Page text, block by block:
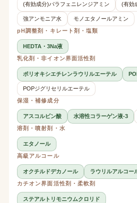
(有効成分)パラフェニレンジアミン (有効
強アンモニア水
モノエタノールアミン
pH調整剤・キレート剤・塩類
HEDTA・3Na液
乳化剤・非イオン界面活性剤
ポリオキシエチレンラウリルエーテル
POPジグリセリルエーテル
保湿・補修成分
アスコルビン酸 水溶性コラーゲン液-3
溶剤・噴射剤・水
エタノール
高級アルコール
オクチルドデカノール
ラウリルアルコー
カチオン界面活性剤・柔軟剤
ステアルトリモニウムクロリド